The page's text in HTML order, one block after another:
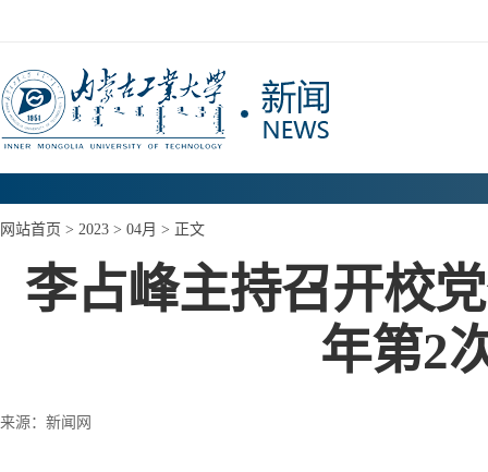
网站首页 > 2023 > 04月 > 正文
李占峰主持召开校
年第2
来源：新闻网